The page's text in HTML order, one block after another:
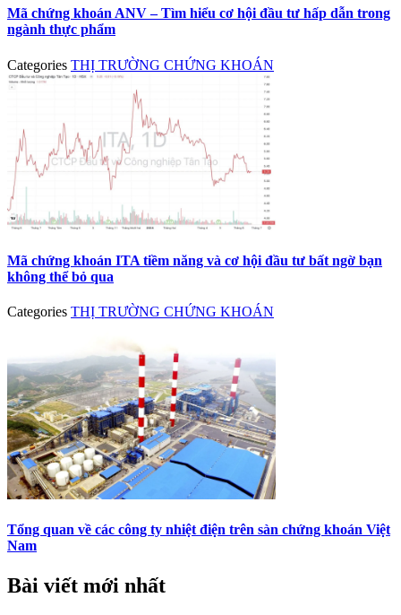
Mã chứng khoán ANV – Tìm hiểu cơ hội đầu tư hấp dẫn trong
ngành thực phẩm
Categories THỊ TRƯỜNG CHỨNG KHOÁN
Mã chứng khoán ITA tiềm năng và cơ hội đầu tư bất ngờ bạn
không thể bỏ qua
Categories THỊ TRƯỜNG CHỨNG KHOÁN
Tổng quan về các công ty nhiệt điện trên sàn chứng khoán Việt
Nam
Bài viết mới nhất